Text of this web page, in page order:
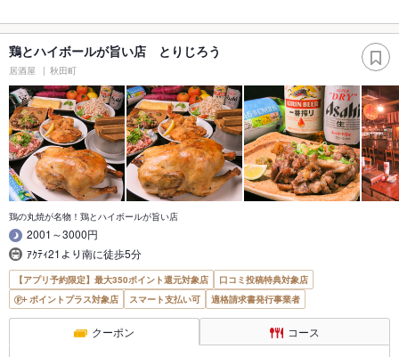
鶏とハイボールが旨い店 とりじろう
居酒屋 秋田町
鶏の丸焼が名物！鶏とハイボールが旨い店
2001～3000円
ｱｸﾃｨ21より南に徒歩5分
【アプリ予約限定】最大350ポイント還元対象店
口コミ投稿特典対象店
ポイントプラス対象店
スマート支払い可 適格請求書発行事業者
クーポン コース